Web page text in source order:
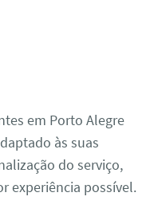
em Porto Alegre
às suas
do serviço,
experiência possível.